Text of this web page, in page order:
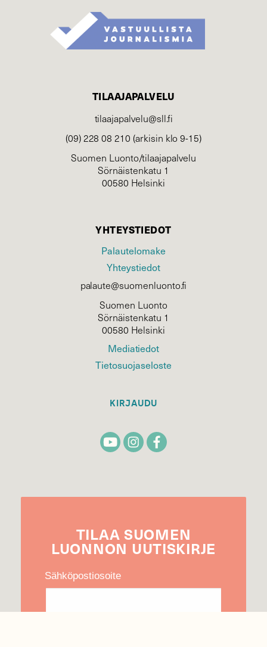
TILAAJAPALVELU
tilaajapalvelu@sll.fi
(09) 228 08 210 (arkisin klo 9-15)
Suomen Luonto/tilaajapalvelu
Sörnäistenkatu 1
00580 Helsinki
YHTEYSTIEDOT
Palautelomake
Yhteystiedot
palaute@suomenluonto.fi
Suomen Luonto
Sörnäistenkatu 1
00580 Helsinki
Mediatiedot
Tietosuojaseloste
KIRJAUDU
TILAA SUOMEN
LUONNON UUTIS­KIRJE
Sähköpostiosoite